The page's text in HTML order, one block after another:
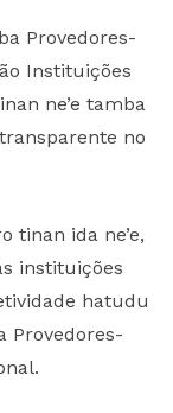
Provedores-
Instituições
ne’e tamba
no
tinan ida ne’e,
instituições
hatudu
Provedores-